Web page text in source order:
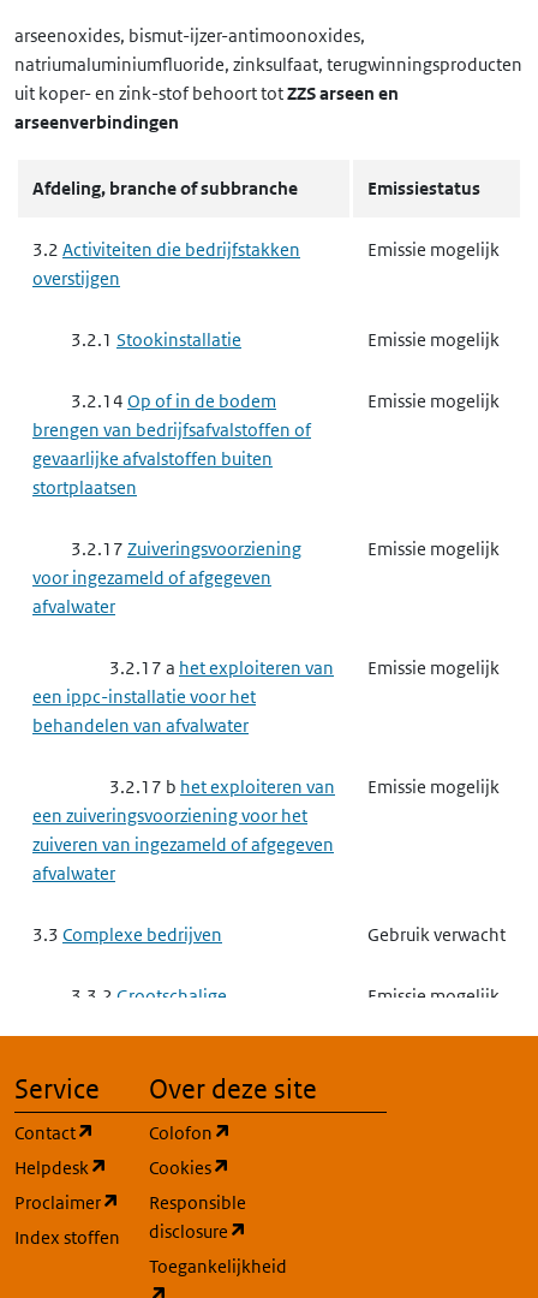
arseenoxides, bismut-ijzer-antimoonoxides,
natriumaluminiumfluoride, zinksulfaat, terugwinningsproducten
uit koper- en zink-stofbehoort totZZS arseen en
arseenverbindingen
Afdeling, branche of subbranche Emissiestatus
3.2 Activiteiten die bedrijfstakken
overstijgen
Emissie mogelijk
3.2.1 Stookinstallatie Emissie mogelijk
3.2.14 Op of in de bodem
brengen van bedrijfsafvalstoffen of
gevaarlijke afvalstoffen buiten
stortplaatsen
Emissie mogelijk
3.2.17 Zuiveringsvoorziening
voor ingezameld of afgegeven
afvalwater
Emissie mogelijk
3.2.17 a het exploiteren van
een ippc-installatie voor het
behandelen van afvalwater
Emissie mogelijk
3.2.17 b het exploiteren van
een zuiveringsvoorziening voor het
zuiveren van ingezameld of afgegeven
afvalwater
Emissie mogelijk
3.3 Complexe bedrijven Gebruik verwacht
3.3.2 Grootschalige
Emissie mogelijk
3.3.3 Raffinaderij
Raffinaderij Proces 9
Afvalwaterbehandeling
3.3.5Vergassen of vloeibaar
maken van steenkool of andere
Service
Contact
(opent in een nieuw tabblad)
Helpdesk
(opent in een nieuw tabblad)
Proclaimer
(opent in een nieuw tabblad)
Index stoffen
Over deze site
Colofon
Cookies
Responsible
disclosure
Toegankelijkheid